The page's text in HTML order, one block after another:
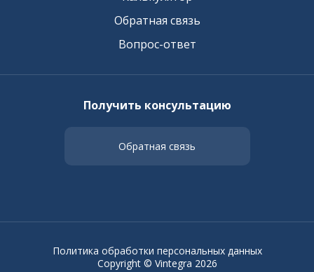
Обратная связь
Вопрос-ответ
Получить консультацию
Обратная связь
Copyright © Vintegra 2026
Политика обработки персональных данных